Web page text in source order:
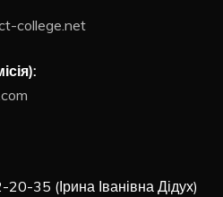
college.net
35 (Ірина Іванівна Дідух)